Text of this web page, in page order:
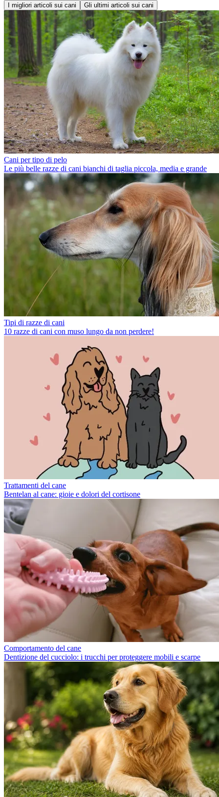
I migliori articoli sui cani Gli ultimi articoli sui cani
Cani per tipo di pelo
Le più belle razze di cani bianchi di taglia piccola, media e grande
Tipi di razze di cani
10 razze di cani con muso lungo da non perdere!
Trattamenti del cane
Bentelan al cane: gioie e dolori del cortisone
Comportamento del cane
Dentizione del cucciolo: i trucchi per proteggere mobili e scarpe